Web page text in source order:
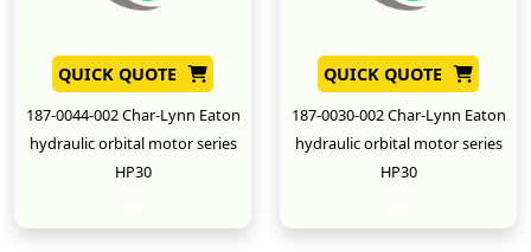
QUICK QUOTE
187-0044-002 Char-Lynn Eaton
hydraulic orbital motor series
HP30
QUICK QUOTE
187-0030-002 Char-Lynn Eaton
hydraulic orbital motor series
HP30